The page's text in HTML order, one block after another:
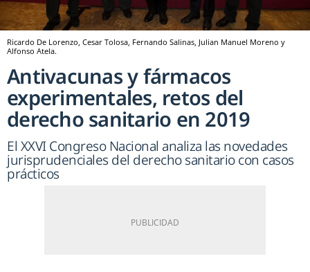
Ricardo De Lorenzo, Cesar Tolosa, Fernando Salinas, Julian Manuel Moreno y
Alfonso Atela.
Antivacunas y fármacos
experimentales, retos del
derecho sanitario en 2019
El XXVI Congreso Nacional analiza las novedades
jurisprudenciales del derecho sanitario con casos
prácticos